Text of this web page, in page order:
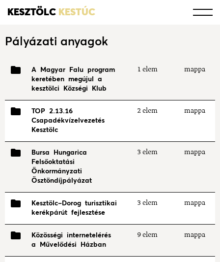
KESZTÖLC KESTÚC
Pályázati anyagok
A Magyar Falu program
keretében megújul a
kesztölci Községi Klub
1 elem mappa
TOP 2.13.16
Csapadékvízelvezetés
Kesztölc
2 elem mappa
Bursa Hungarica
Felsőoktatási
Önkormányzati
Ösztöndíjpályázat
3 elem mappa
Kesztölc-Dorog turisztikai
kerékpárút fejlesztése
3 elem mappa
Közösségi internetelérés
a Művelődési Házban
9 elem mappa